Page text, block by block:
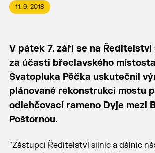
11. 9. 2018
V pátek 7. září se na
za účasti břeclavského
Svatopluka Pěčka uskutečnil
plánované rekonstrukci mostu
odlehčovací rameno Dyje mezi
Poštornou.
"Zástupci Ředitelství silnic a dálnic